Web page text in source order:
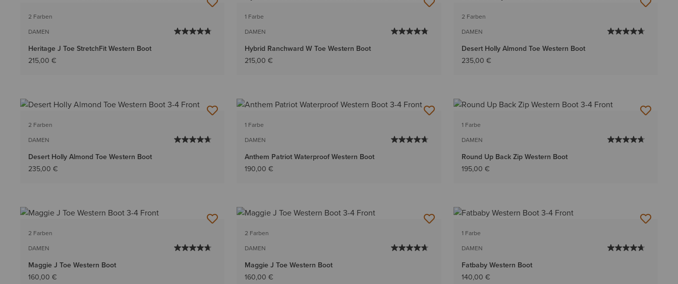
2 Farben
DAMEN
Heritage J Toe StretchFit Western Boot
215,00 €
1 Farbe
DAMEN
Hybrid Ranchward W Toe Western Boot
215,00 €
2 Farben
DAMEN
Desert Holly Almond Toe Western Boot
235,00 €
2 Farben
DAMEN
Desert Holly Almond Toe Western Boot
235,00 €
1 Farbe
DAMEN
Anthem Patriot Waterproof Western Boot
190,00 €
1 Farbe
DAMEN
Round Up Back Zip Western Boot
195,00 €
2 Farben
DAMEN
Maggie J Toe Western Boot
160,00 €
2 Farben
DAMEN
Maggie J Toe Western Boot
160,00 €
1 Farbe
DAMEN
Fatbaby Western Boot
140,00 €